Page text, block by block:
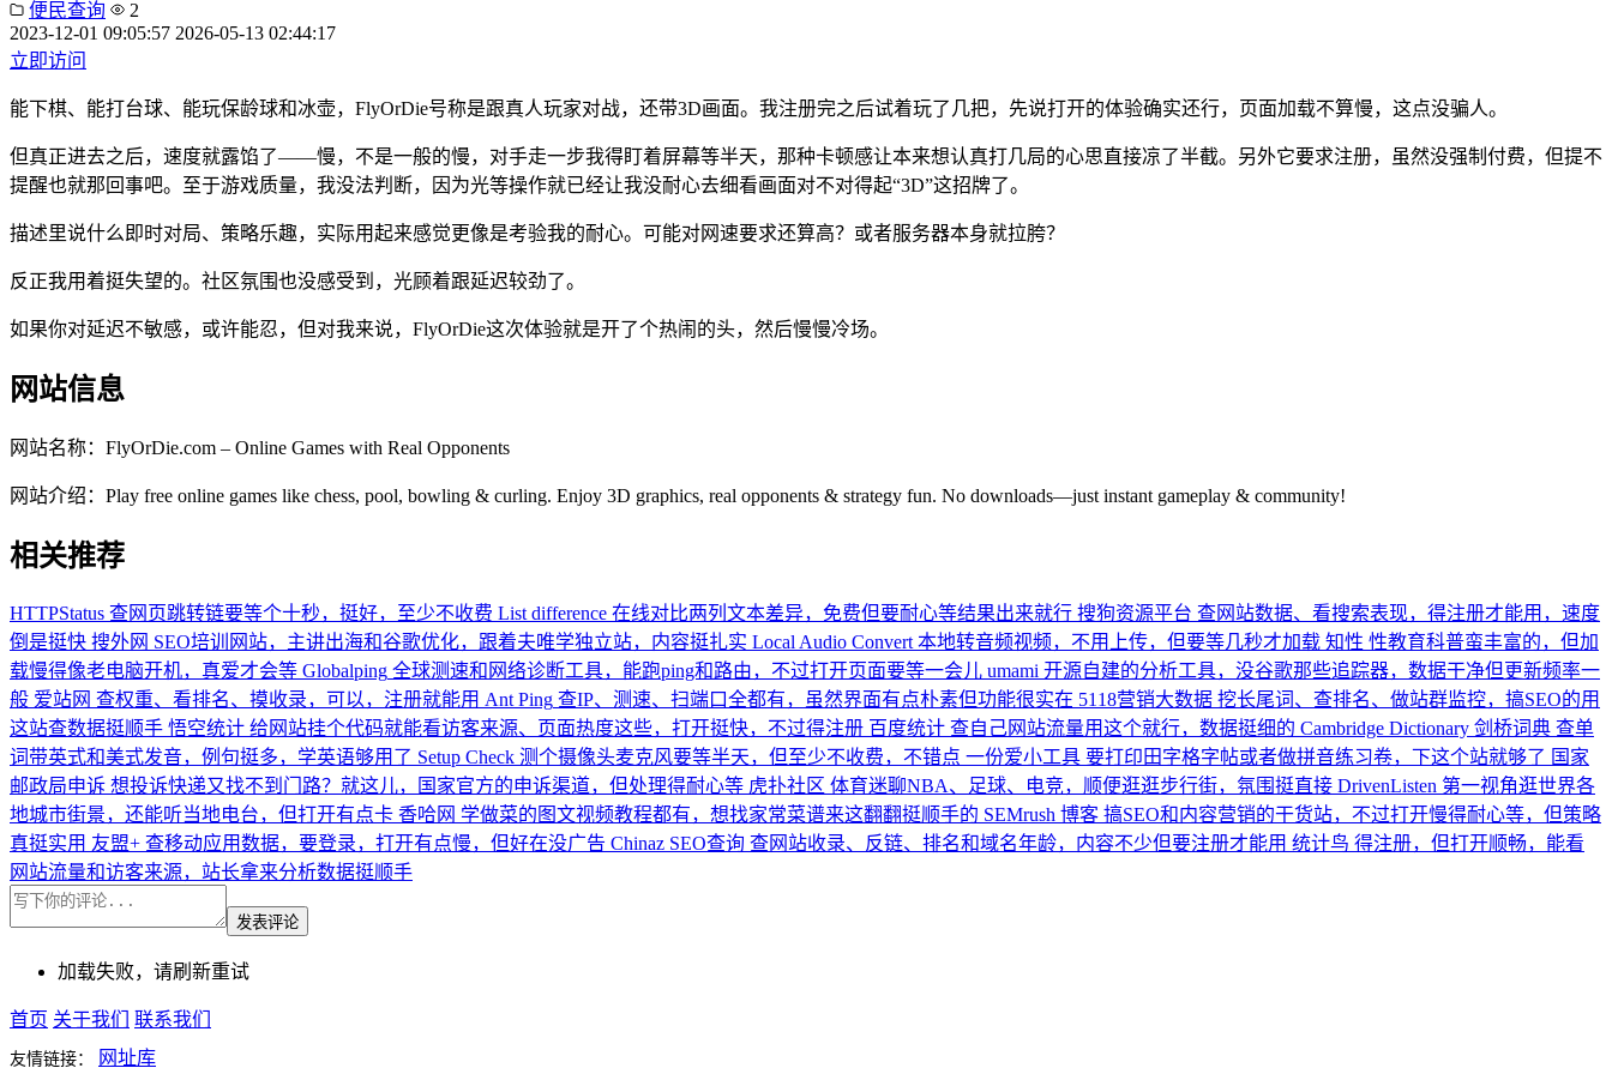
便民查询
2
2023-12-01 09:05:57 2026-05-13 02:44:17
立即访问
能下棋、能打台球、能玩保龄球和冰壶，FlyOrDie号称是跟真人玩家对战，还带3D画面。我注册完之后试着玩了几把，先说打开的体验确实还行，页面加载不算慢，这点没骗人。
但真正进去之后，速度就露馅了——慢，不是一般的慢，对手走一步我得盯着屏幕等半天，那种卡顿感让本来想认真打几局的心思直接凉了半截。另外它要求注册，虽然没强制付费，但提不
提醒也就那回事吧。至于游戏质量，我没法判断，因为光等操作就已经让我没耐心去细看画面对不对得起“3D”这招牌了。
描述里说什么即时对局、策略乐趣，实际用起来感觉更像是考验我的耐心。可能对网速要求还算高？或者服务器本身就拉胯？
反正我用着挺失望的。社区氛围也没感受到，光顾着跟延迟较劲了。
如果你对延迟不敏感，或许能忍，但对我来说，FlyOrDie这次体验就是开了个热闹的头，然后慢慢冷场。
网站信息
网站名称： FlyOrDie.com – Online Games with Real Opponents
网站介绍： Play free online games like chess, pool, bowling & curling. Enjoy 3D graphics, real opponents & strategy fun. No downloads—just instant gameplay & community!
相关推荐
HTTPStatus 查网页跳转链要等个十秒，挺好，至少不收费 List difference 在线对比两列文本差异，免费但要耐心等结果出来就行 搜狗资源平台 查网站数据、看搜索表现，得注册才能用，速度
倒是挺快 搜外网 SEO培训网站，主讲出海和谷歌优化，跟着夫唯学独立站，内容挺扎实 Local Audio Convert 本地转音频视频，不用上传，但要等几秒才加载 知性 性教育科普蛮丰富的，但加
载慢得像老电脑开机，真爱才会等 Globalping 全球测速和网络诊断工具，能跑ping和路由，不过打开页面要等一会儿 umami 开源自建的分析工具，没谷歌那些追踪器，数据干净但更新频率一
般 爱站网 查权重、看排名、摸收录，可以，注册就能用 Ant Ping 查IP、测速、扫端口全都有，虽然界面有点朴素但功能很实在 5118营销大数据 挖长尾词、查排名、做站群监控，搞SEO的用
这站查数据挺顺手 悟空统计 给网站挂个代码就能看访客来源、页面热度这些，打开挺快，不过得注册 百度统计 查自己网站流量用这个就行，数据挺细的 Cambridge Dictionary 剑桥词典 查单
词带英式和美式发音，例句挺多，学英语够用了 Setup Check 测个摄像头麦克风要等半天，但至少不收费，不错点 一份爱小工具 要打印田字格字帖或者做拼音练习卷，下这个站就够了 国家
邮政局申诉 想投诉快递又找不到门路？就这儿，国家官方的申诉渠道，但处理得耐心等 虎扑社区 体育迷聊NBA、足球、电竞，顺便逛逛步行街，氛围挺直接 DrivenListen 第一视角逛世界各
地城市街景，还能听当地电台，但打开有点卡 香哈网 学做菜的图文视频教程都有，想找家常菜谱来这翻翻挺顺手的 SEMrush 博客 搞SEO和内容营销的干货站，不过打开慢得耐心等，但策略
真挺实用 友盟+ 查移动应用数据，要登录，打开有点慢，但好在没广告 Chinaz SEO查询 查网站收录、反链、排名和域名年龄，内容不少但要注册才能用 统计鸟 得注册，但打开顺畅，能看
网站流量和访客来源，站长拿来分析数据挺顺手
发表评论
加载失败，请刷新重试
首页 关于我们 联系我们
友情链接：
网址库